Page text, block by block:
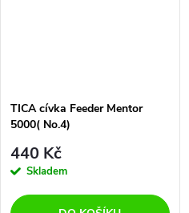
TICA cívka Feeder Mentor
5000( No.4)
440 Kč
Skladem